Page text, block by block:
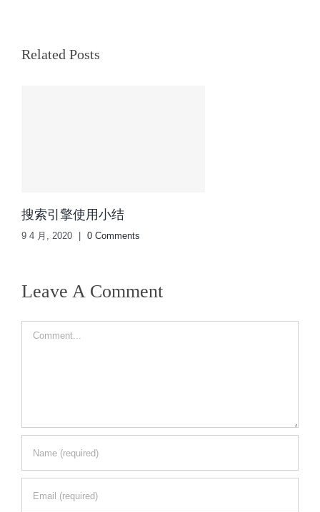
Related Posts
搜索引擎使用小结
9 4 月, 2020 0 Comments
Leave A Comment
Comment